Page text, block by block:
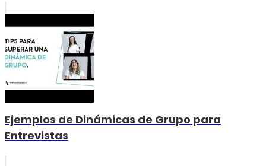
Ejemplos de Dinámicas de Grupo para
Entrevistas